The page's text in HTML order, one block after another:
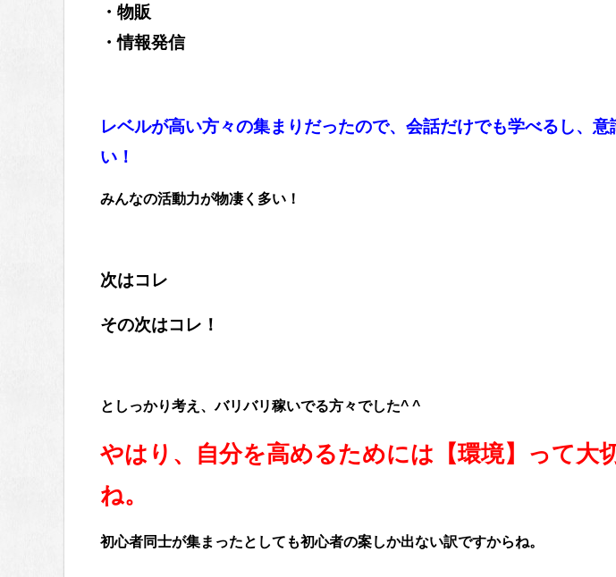
・物販
・情報発信
レベルが高い方々の集まりだったので、会話だけでも学べるし、意
い！
みんなの活動力が物凄く多い！
次はコレ
その次はコレ！
としっかり考え、バリバリ稼いでる方々でした^ ^
やはり、自分を高めるためには【環境】って大
ね。
初心者同士が集まったとしても初心者の案しか出ない訳ですからね。